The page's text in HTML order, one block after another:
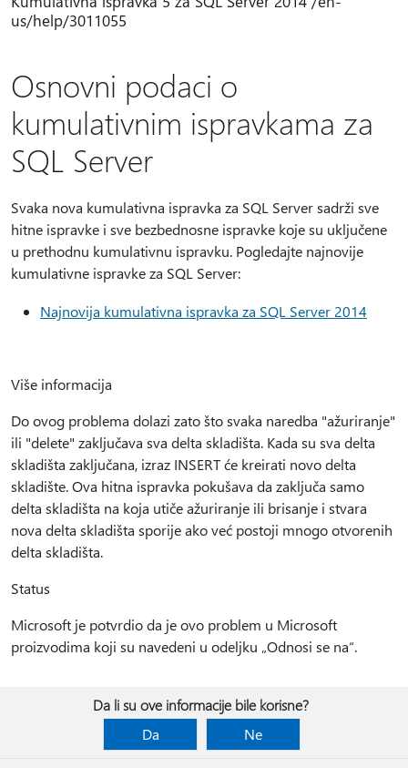
us/help/3011055
Osnovni podaci o
kumulativnim ispravkama za
SQL Server
Svaka nova kumulativna ispravka za SQL Server sadrži sve
hitne ispravke i sve bezbednosne ispravke koje su uključene
u prethodnu kumulativnu ispravku. Pogledajte najnovije
kumulativne ispravke za SQL Server:
Najnovija kumulativna ispravka za SQL Server 2014
Više informacija
Do ovog problema dolazi zato što svaka naredba "ažuriranje"
ili "delete" zaključava sva delta skladišta. Kada su sva delta
skladišta zaključana, izraz INSERT će kreirati novo delta
skladište. Ova hitna ispravka pokušava da zaključa samo
delta skladišta na koja utiče ažuriranje ili brisanje i stvara
nova delta skladišta sporije ako već postoji mnogo otvorenih
delta skladišta.
Status
Microsoft je potvrdio da je ovo problem u Microsoft
proizvodima koji su navedeni u odeljku „Odnosi se na“.
Da li su ove informacije bile korisne?
Da
Ne